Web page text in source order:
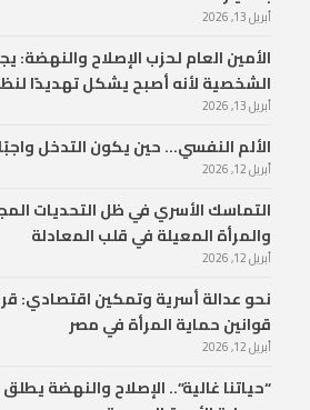
أبريل 13, 2026
الأمين العام لحزب الإصلاح والنهضة:
الشخصية لأنه أصبح يشكل تهديدًا
أبريل 13, 2026
الألم النفسي… حين يكون التدخل
أبريل 12, 2026
التماسك الأسري في ظل التحديات
والمرأة المعيلة في قلب المعادلة
أبريل 12, 2026
نحو عدالة أسرية وتمكين اقتصادي:
قوانين حماية المرأة في مصر
أبريل 12, 2026
“حياتنا غالية”.. الإصلاح والنهضة